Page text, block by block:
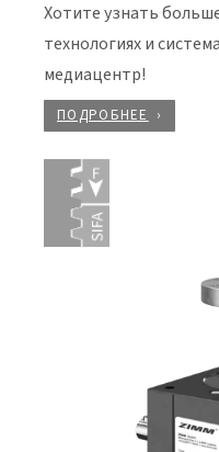
Хотите узнать
технологиях и
медиацентр!
ПОДРОБНЕЕ